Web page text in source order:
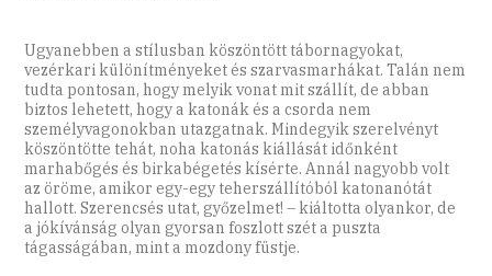
Ugyanebben a stílusban köszöntött tábornagyokat,
vezérkari különítményeket és szarvasmarhákat. Talán nem
tudta pontosan, hogy melyik vonat mit szállít, de abban
biztos lehetett, hogy a katonák és a csorda nem
személyvagonokban utazgatnak. Mindegyik szerelvényt
köszöntötte tehát, noha katonás kiállását időnként
marhabőgés és birkabégetés kísérte. Annál nagyobb volt
az öröme, amikor egy-egy teherszállítóból katonanótát
hallott. Szerencsés utat, győzelmet! – kiáltotta olyankor, de
a jókívánság olyan gyorsan foszlott szét a puszta
tágasságában, mint a mozdony füstje.